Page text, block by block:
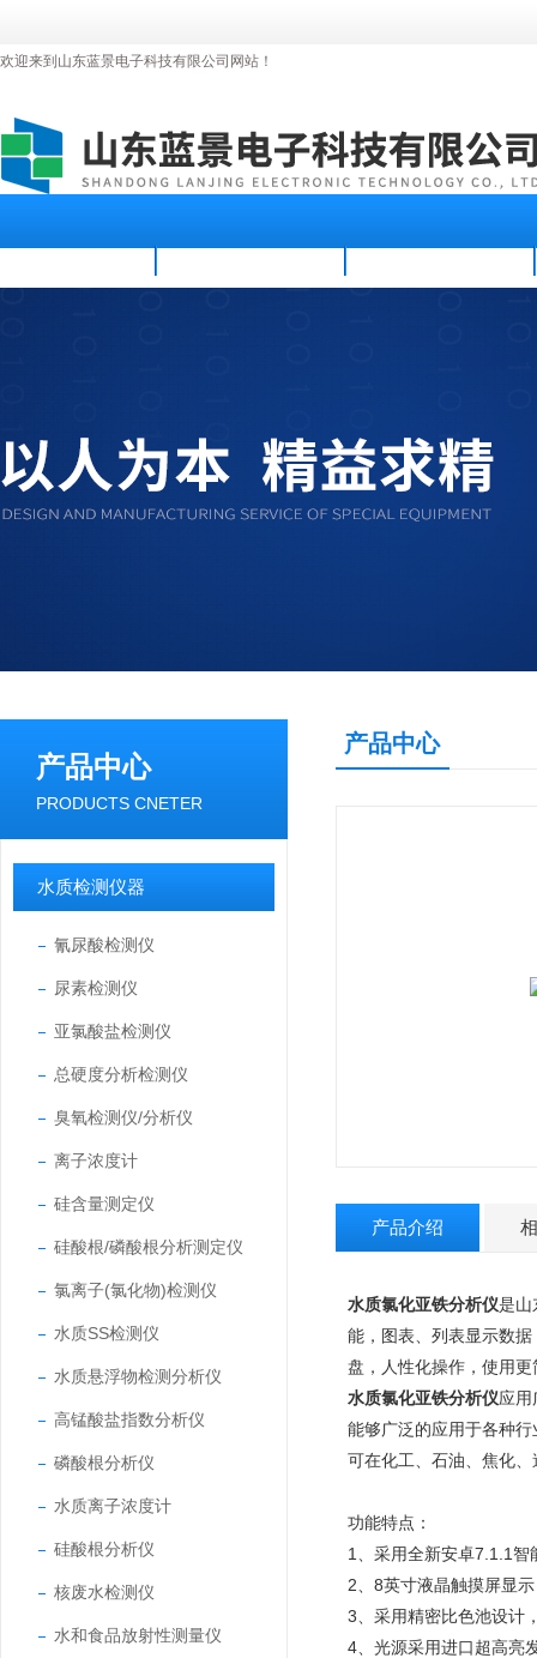
欢迎来到山东蓝景电子科技有限公司网站！
产品中心
PRODUCTS CNETER
水质检测仪器
氰尿酸检测仪
尿素检测仪
亚氯酸盐检测仪
总硬度分析检测仪
臭氧检测仪/分析仪
离子浓度计
硅含量测定仪
硅酸根/磷酸根分析测定仪
氯离子(氯化物)检测仪
水质SS检测仪
水质悬浮物检测分析仪
高锰酸盐指数分析仪
磷酸根分析仪
水质离子浓度计
硅酸根分析仪
核废水检测仪
水和食品放射性测量仪
产品中心
产品介绍
水质氯化亚铁分析仪是山
能，图表、列表显示数
盘，人性化操作，使用
水质氯化亚铁分析仪应
能够广泛的应用于各种
可在化工、石油、焦化
功能特点：
1、采用全新安卓7.1.1
2、8英寸液晶触摸屏显
3、采用精密比色池设计
4、光源采用进口超高亮